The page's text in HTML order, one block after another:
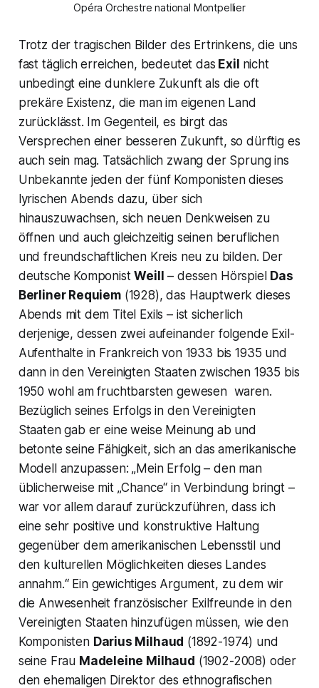
Opéra Orchestre national Montpellier
Trotz der tragischen Bilder des Ertrinkens, die uns
fast täglich erreichen, bedeutet das Exil nicht
unbedingt eine dunklere Zukunft als die oft
prekäre Existenz, die man im eigenen Land
zurücklässt. Im Gegenteil, es birgt das
Versprechen einer besseren Zukunft, so dürftig es
auch sein mag. Tatsächlich zwang der Sprung ins
Unbekannte jeden der fünf Komponisten dieses
lyrischen Abends dazu, über sich
hinauszuwachsen, sich neuen Denkweisen zu
öffnen und auch gleichzeitig seinen beruflichen
und freundschaftlichen Kreis neu zu bilden. Der
deutsche KomponistWeill – dessen Hörspiel Das
Berliner Requiem(1928), das Hauptwerk dieses
Abends mit dem Titel Exils – ist sicherlich
derjenige, dessen zwei aufeinander folgende Exil-
Aufenthalte in Frankreich von 1933 bis 1935 und
dann in den Vereinigten Staaten zwischen 1935 bis
1950 wohl am fruchtbarsten gewesen waren.
Bezüglich seines Erfolgs in den Vereinigten
Staaten gab er eine weise Meinung ab und
betonte seine Fähigkeit, sich an das amerikanische
Modell anzupassen:„Mein Erfolg – den man
üblicherweise mit „Chance“ in Verbindung bringt –
war vor allem darauf zurückzuführen, dass ich
eine sehr positive und konstruktive Haltung
gegenüber dem amerikanischen Lebensstil und
den kulturellen Möglichkeiten dieses Landes
annahm.“ Ein gewichtiges Argument, zu dem wir
die Anwesenheit französischer Exilfreunde in den
Vereinigten Staaten hinzufügen müssen, wie den
Komponisten Darius Milhaud (1892-1974) und
seine Frau Madeleine Milhaud (1902-2008) oder
den ehemaligen Direktor des ethnografischen